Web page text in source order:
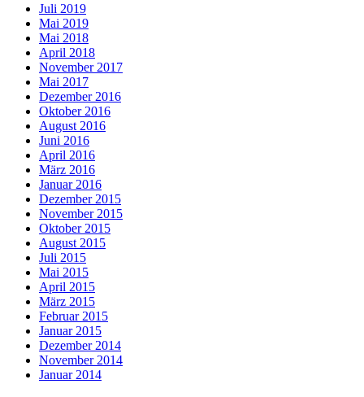
Juli 2019
Mai 2019
Mai 2018
April 2018
November 2017
Mai 2017
Dezember 2016
Oktober 2016
August 2016
Juni 2016
April 2016
März 2016
Januar 2016
Dezember 2015
November 2015
Oktober 2015
August 2015
Juli 2015
Mai 2015
April 2015
März 2015
Februar 2015
Januar 2015
Dezember 2014
November 2014
Januar 2014